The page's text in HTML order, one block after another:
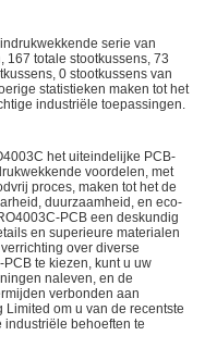
serie van
167 totale stootkussens, 73
0 stootkussens van
statistieken maken tot het
industriële toepassingen.
het uiteindelijke PCB-
voordelen, met
proces, maken tot het de
duurzaamheid, en eco-
PCB een deskundig
en superieure materialen
over diverse
te kiezen, kunt u uw
naleven, en de
verbonden aan
om u van de recentste
industriële behoeften te